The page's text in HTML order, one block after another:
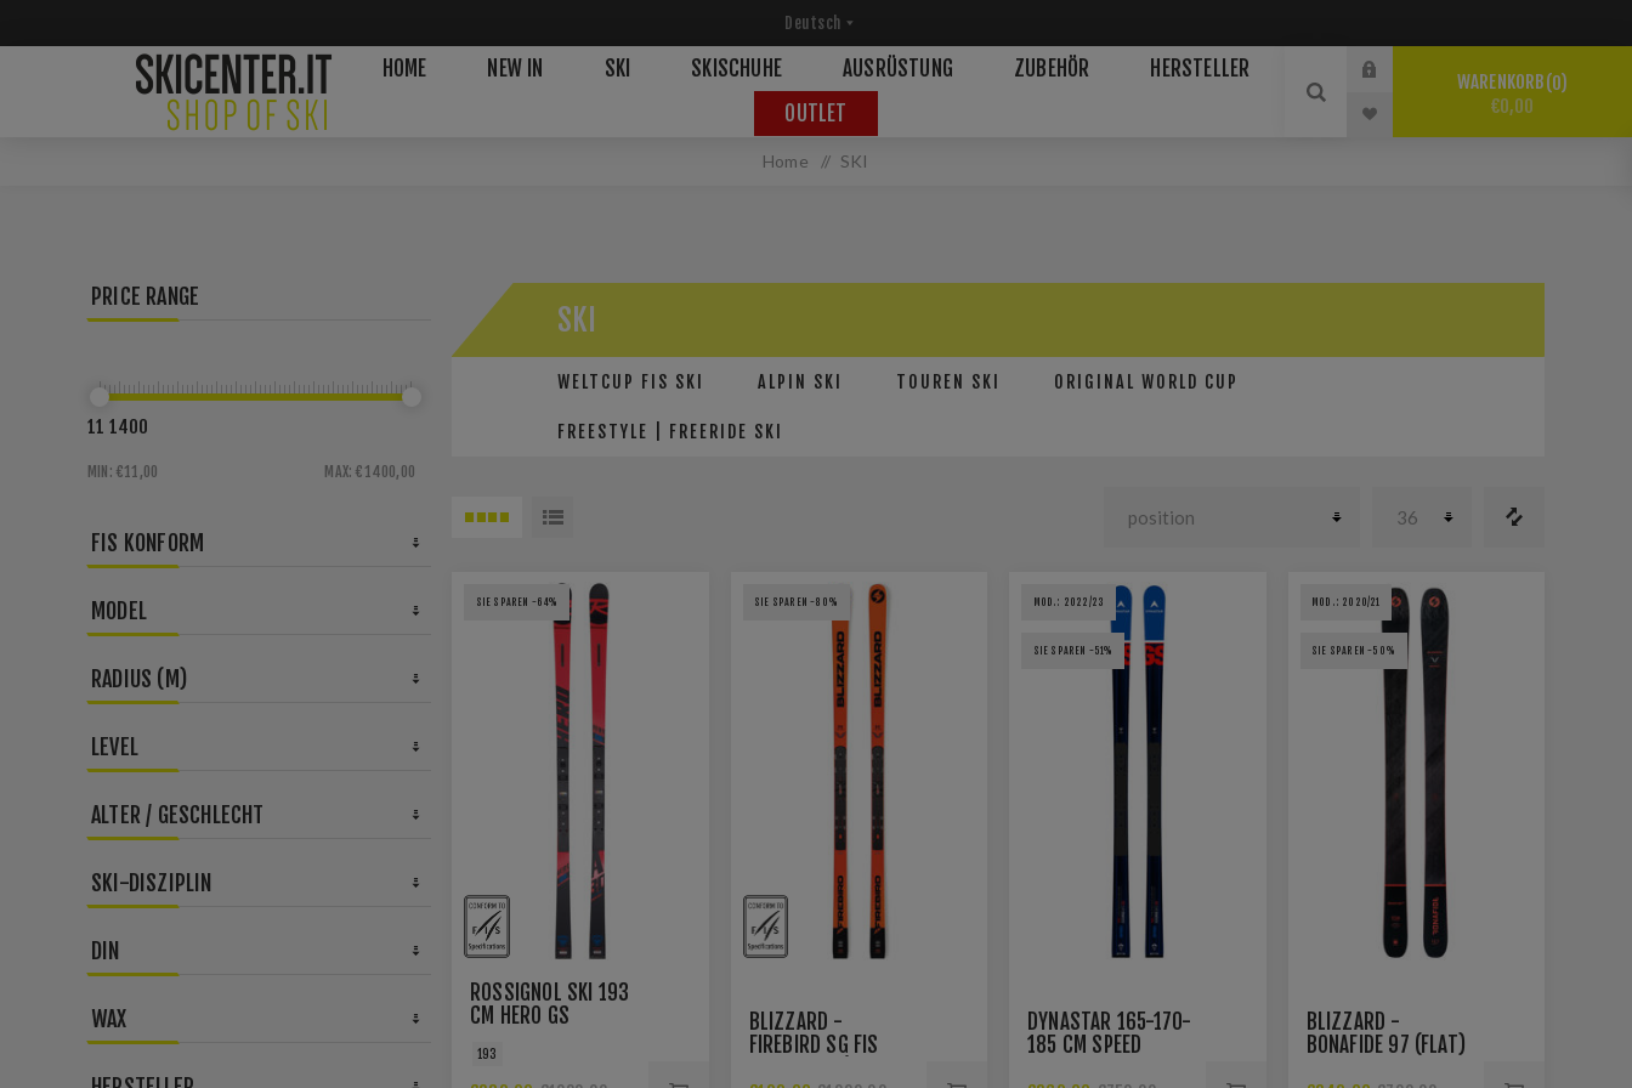
HOME NEW IN SKI SKISCHUHE AUSRÜSTUNG ZUBEHÖR
HERSTELLER
OUTLET
WARENKORB 0
€0,00
Home / SKI
SKI
WELTCUP FIS SKI ALPIN SKI TOUREN SKI ORIGINAL WORLD CUP
FREESTYLE | FREERIDE SKI
SIE SPAREN -64%
ROSSIGNOL SKI 193
CM HERO GS
MEN R22
193
SIE SPAREN -80%
BLIZZARD -
FIREBIRD SG FIS
MOD.: 2022/23
SIE SPAREN -51%
DYNASTAR 165-170-
185 CM SPEED
MOD.: 2020/21
SIE SPAREN -50%
BLIZZARD -
BONAFIDE 97 (FLAT)
PRICE RANGE
MIN: €11,00 MAX: €1400,00
11 1400
FIS KONFORM
MODEL
RADIUS (M)
LEVEL
ALTER / GESCHLECHT
SKI-DISZIPLIN
DIN
WAX